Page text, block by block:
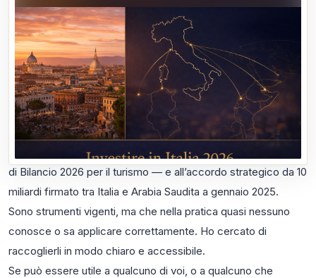
volevo condividerlo con voi.
Si parla di qualcosa di molto concreto: quali strumenti
normativi esistono oggi in Italia per chi arriva dal Marocco,
dagli Emirati o dall’Arabia Saudita e vuole investire, trasferirsi o
avviare un’attività nel nostro Paese.
Dal Visto per Investitori al Regime Impatriati 2026, dalle
Convenzioni bilaterali contro la doppia imposizione fiscale
fino ai 50 milioni di euro a fondo perduto stanziati dalla Legge
di Bilancio 2026 per il turismo — e all’accordo strategico da 10
miliardi firmato tra Italia e Arabia Saudita a gennaio 2025.
Sono strumenti vigenti, ma che nella pratica quasi nessuno
conosce o sa applicare correttamente. Ho cercato di
raccoglierli in modo chiaro e accessibile.
Se può essere utile a qualcuno di voi, o a qualcuno che